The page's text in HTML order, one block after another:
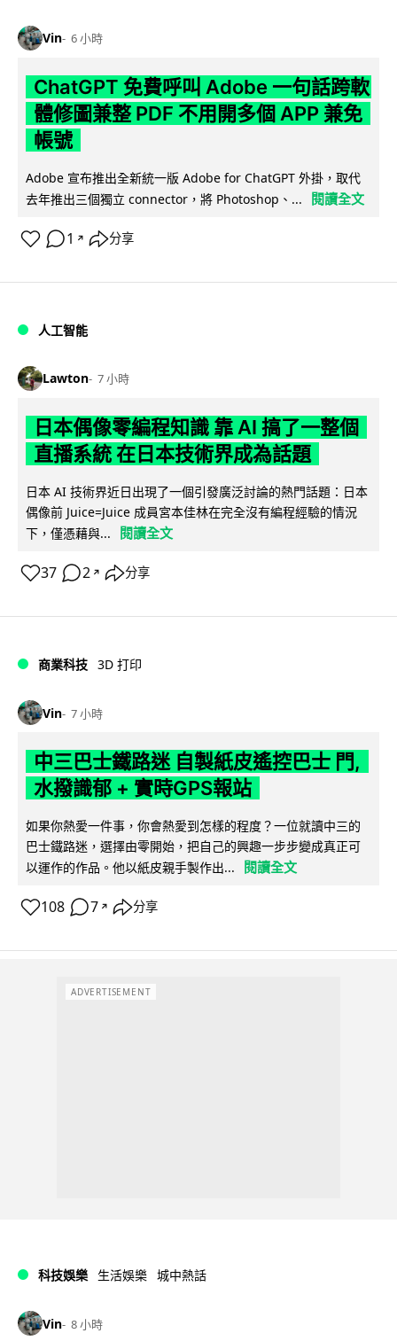
Vin 6 小時
ChatGPT 免費呼叫 Adobe 一句話跨軟
體修圖兼整 PDF 不用開多個 APP 兼免
帳號
Adobe 宣布推出全新統一版 Adobe for ChatGPT 外掛，取代
去年推出三個獨立 connector，將 Photoshop、...
閱讀全文
1 ↗ 分享
人工智能
Lawton 7 小時
日本偶像零編程知識 靠 AI 搞了一整個
直播系統 在日本技術界成為話題
日本 AI 技術界近日出現了一個引發廣泛討論的熱門話題：日本
偶像前 Juice=Juice 成員宮本佳林在完全沒有編程經驗的情況
下，僅憑藉與...
閱讀全文
37 2 ↗ 分享
商業科技 3D 打印
Vin 7 小時
中三巴士鐵路迷 自製紙皮遙控巴士 門,
水撥識郁 + 實時GPS報站
如果你熱愛一件事，你會熱愛到怎樣的程度？一位就讀中三的
巴士鐵路迷，選擇由零開始，把自己的興趣一步步變成真正可
以運作的作品。他以紙皮親手製作出...
閱讀全文
108 7 ↗ 分享
ADVERTISEMENT
科技娛樂 生活娛樂 城中熱話
Vin 8 小時